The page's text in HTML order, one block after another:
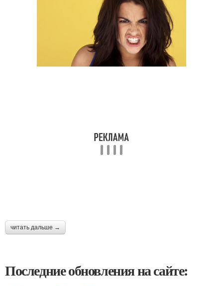
читать дальше →
Последние обновления на сайте: